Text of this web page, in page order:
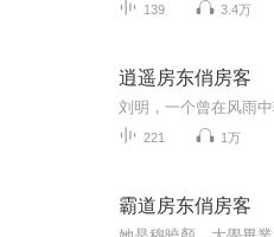
139 3.4万
逍遥房东俏房客
221 1万
霸道房东俏房客